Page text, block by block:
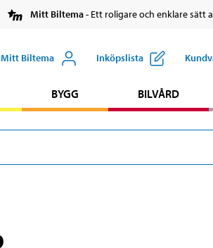
Mitt Biltema- Ett roligare och enklare sätt
Mitt Biltema Inköpslista
BYGG BILVÅRD